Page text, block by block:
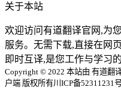
关于本站
欢迎访问有道翻译官网,为
服务。无需下载,直接在网
即时互译,是您工作与学习
Copyright © 2022 本站由 有道翻
户端 版权所有川ICP备52311231